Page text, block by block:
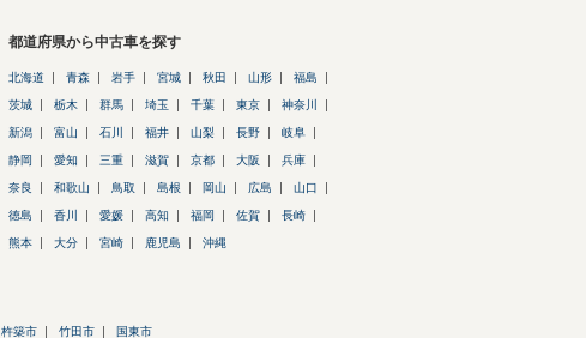
都道府県から中古車を探す
北海道 青森 岩手 宮城 秋田 山形 福島
茨城 栃木 群馬 埼玉 千葉 東京 神奈川
新潟 富山 石川 福井 山梨 長野 岐阜
静岡 愛知 三重 滋賀 京都 大阪 兵庫
奈良 和歌山 鳥取 島根 岡山 広島 山口
徳島 香川 愛媛 高知 福岡 佐賀 長崎
熊本 大分 宮崎 鹿児島 沖縄
杵築市 竹田市 国東市